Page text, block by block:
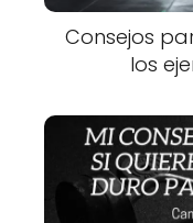
Consejos
los